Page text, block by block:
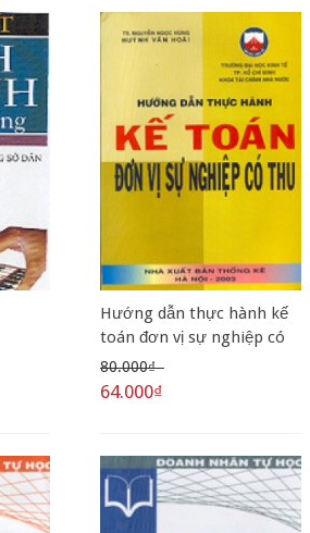
Hướng dẫn thực hành kế
toán đơn vị sự nghiệp có
thu
80.000₫
64.000₫